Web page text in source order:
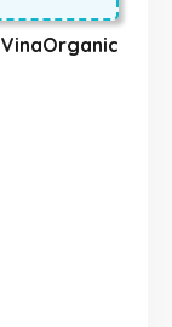
VinaOrganic